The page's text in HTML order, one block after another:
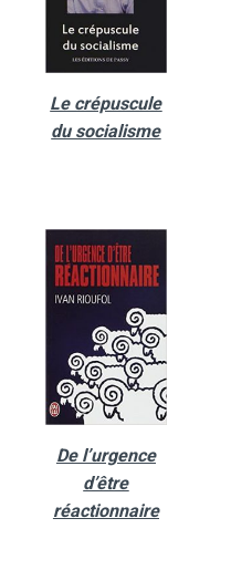
Le crépuscule
du socialisme
De l’urgence
d’être
réactionnaire